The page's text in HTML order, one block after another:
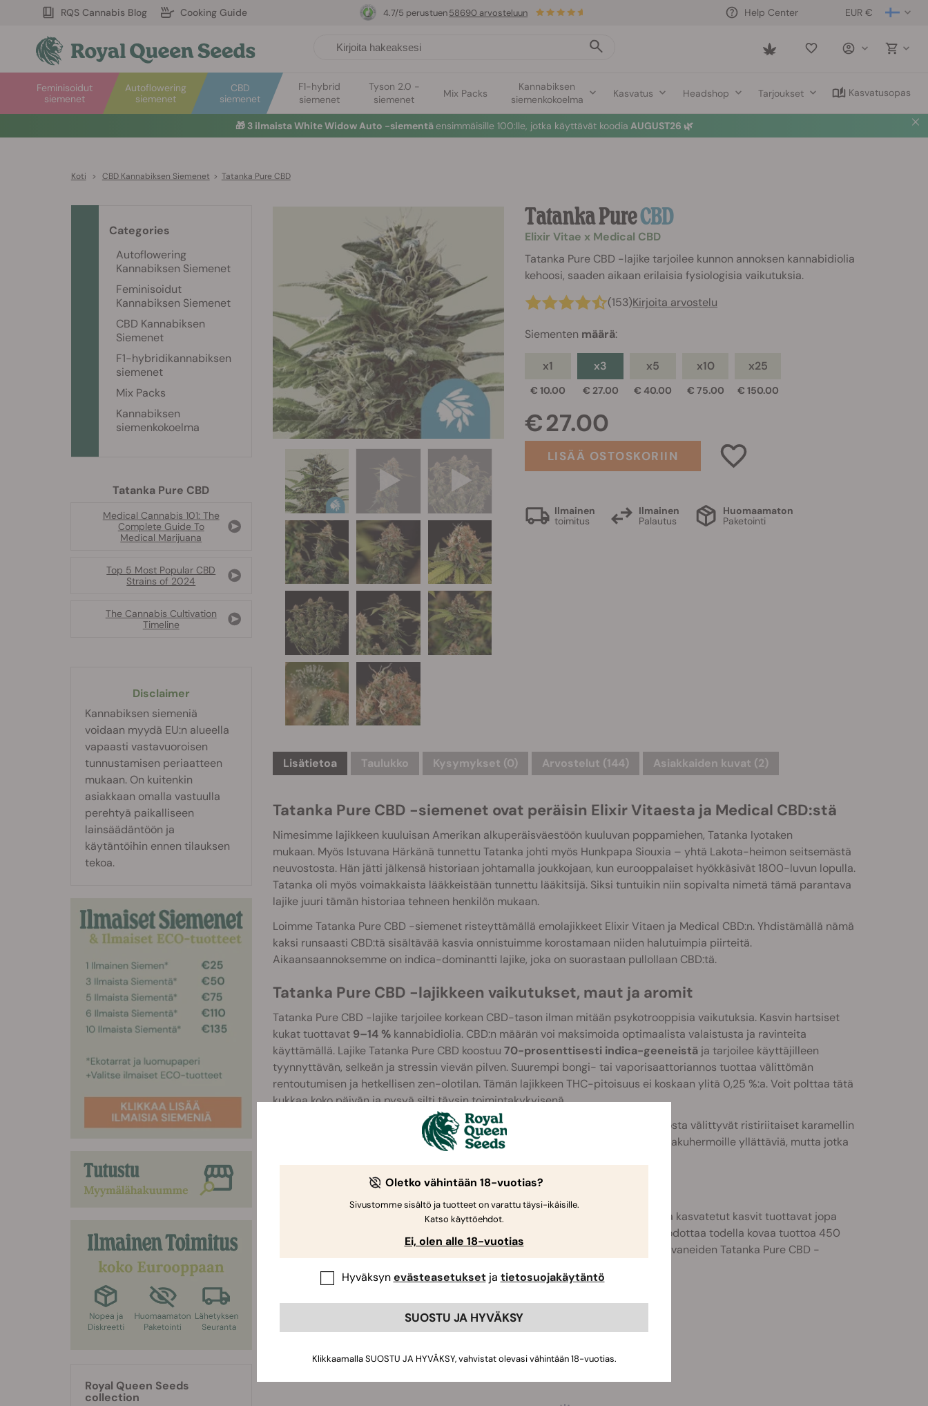
RQS Cannabis Blog Cooking Guide EUR €
Help Center
Saved
Autoflowering
siemenet
Feminisoidut
siemenet
CBD
siemenet
F1-hybrid
siemenet
Tyson 2.0 -
siemenet
Mix Packs
Kannabiksen
siemenkokoelma
Kasvatus Headshop Tarjoukset Kasvatusopas
4.7/5 perustuen58690 arvosteluun
🎁 3 ilmaista White Widow Auto -siementä ensimmäisille 100:lle, jotka käyttävät koodia AUGUST26 🌿
Koti > CBD Kannabiksen Siemenet > Tatanka Pure CBD
Tatanka PureCBD
Elixir Vitae x Medical CBD
Tatanka Pure CBD -lajike tarjoilee kunnon annoksen kannabidiolia
kehoosi, saaden aikaan erilaisia fysiologisia vaikutuksia.
(153)Kirjoita arvostelu
Siementen määrä:
x1
€ 10.00
x3
€ 27.00
x5
€ 40.00
x10
€ 75.00
x25
€ 150.00
€ 27.00
LISÄÄ OSTOSKORIIN
Ilmainen
toimitus
Ilmainen
Palautus
Huomaamaton
Paketointi
Lisätietoa Taulukko Kysymykset (0) Arvostelut (144) Asiakkaiden kuvat (2)
Tatanka Pure CBD -siemenet ovat peräisin Elixir Vitaesta ja Medical CBD:stä
Nimesimme lajikkeen kuuluisan Amerikan alkuperäisväestöön kuuluvan poppamiehen, Tatanka Iyotaken
mukaan. Myös Istuvana Härkänä tunnettu Tatanka johti myös Hunkpapa Siouxia – yhtä Lakota-heimon seitsemästä
neuvostosta. Hän jätti jälkensä historiaan johtamalla joukkojaan, kun eurooppalaiset hyökkäsivät 1800-luvun lopulla.
Tatanka oli myös voimakkaista lääkkeistään tunnettu lääkitsijä. Siksi tuntuikin niin sopivalta nimetä tämä parantava
lajike juuri tämän historiaa tehneen henkilön mukaan.
Loimme Tatanka Pure CBD -siemenet risteyttämällä emolajikkeet Elixir Vitaen ja Medical CBD:n. Yhdistämällä nämä
kaksi runsaasti CBD:tä sisältävää kasvia onnistuimme korostamaan niiden halutuimpia piirteitä.
Aikaansaannoksemme on indica-dominantti lajike, joka on suorastaan pullollaan CBD:tä.
Tatanka Pure CBD -lajikkeen vaikutukset, maut ja aromit
Tatanka Pure CBD -lajike tarjoilee korkean CBD-tason ilman mitään psykotrooppisia vaikutuksia. Kasvin hartsiset
kukat tuottavat 9–14 %kannabidiolia. CBD:n määrän voi maksimoida optimaalista valaistusta ja ravinteita
käyttämällä. Lajike Tatanka Pure CBD koostuu 70-prosenttisesti indica-geeneistäja tarjoilee käyttäjilleen
tyynnyttävän, selkeän ja stressin vievän pilven. Suurempi bongi- tai vaporisaattoriannos tuottaa välittömän
rentoutumisen ja hetkellisen zen-olotilan. Tämän lajikkeen THC-pitoisuus ei koskaan ylitä 0,25 %:a. Voit polttaa tätä
kukkaa koko päivän ja pysyä silti täysin toimintakykyisenä.
Tatanka Pure CBD -kasvien tuoksu on epätavallinen, mutta miellyttävä. Kukinnosta välittyvät ristiriitaiset karamellin
ja karvauden vivahteet. Tuoksut johtuvat terpeeneistä, jotka voivat aluksi olla makuhermoille yllättäviä, mutta jotka
Tatanka Pure CBD -siementen kasvattaminen
Kypsyttyään tarjoilee Tatanka Pure CBD -lajike tuhdin sadon kukkia. Sisätiloissa kasvatetut kasvit tuottavat jopa
450 g/m² vain 6-7 viikon kukintovaiheen jälkeen. Ulkona kasvatettuna voidaan odottaa todella kovaa tuottoa 450
g/kasvi ja jopa 180 cm korkeutta. Voit odottaa pääseväsi korjaamaan täysin kasvaneiden Tatanka Pure CBD -
Categories
Autoflowering
Kannabiksen Siemenet
Feminisoidut
Kannabiksen Siemenet
CBD Kannabiksen
Siemenet
F1-hybridikannabiksen
siemenet
Mix Packs
Kannabiksen
siemenkokoelma
Tatanka Pure CBD
Medical Cannabis 101: The
Complete Guide To
Medical Marijuana
Top 5 Most Popular CBD
Strains of 2024
The Cannabis Cultivation
Timeline
Disclaimer
Kannabiksen siemeniä
voidaan myydä EU:n alueella
vapaasti vastavuoroisen
tunnustamisen periaatteen
mukaan. On kuitenkin
asiakkaan omalla vastuulla
perehtyä paikalliseen
lainsäädäntöön ja
käytäntöihin ennen tilauksen
tekoa.
Royal Queen Seeds
collection
Oletko vähintään 18-vuotias?
Sivustomme sisältö ja tuotteet on varattu täysi-ikäisille.
Katso käyttöehdot.
Ei, olen alle 18-vuotias
Hyväksynevästeasetuksetja tietosuojakäytäntö
SUOSTU JA HYVÄKSY
Klikkaamalla SUOSTU JA HYVÄKSY, vahvistat olevasi vähintään 18-vuotias.